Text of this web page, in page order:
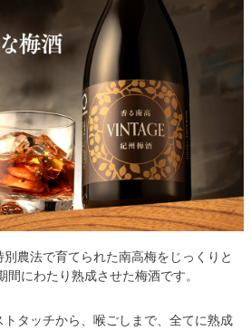
農法で育てられた南高梅をじっくりと
にわたり熟成させた梅酒です。
タッチから、喉ごしまで、全てに熟成